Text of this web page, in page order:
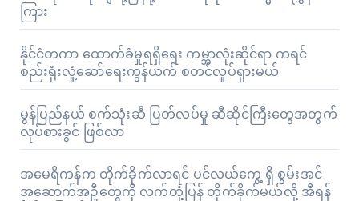
ကြား
နိုင်ငံတကာ ထောက်ခံမှုရရှိရေး ကမ္ဘာလုံးဆိုင်ရာ ကရင်
စည်းရုံးလှုံ့ဆော်ရေးကွန်ယက် စတင်လှုပ်ရှားမယ်
မွန်ပြည်နယ် စက်သုံးဆီ ပြတ်လပ်မှု ဆီဆိုင်ကြီးတွေအတွက်
လုပ်စားခွင် ဖြစ်လာ
အမေရိကန်က တိုက်ခိုက်လာရင် ပင်လယ်ကွေ့ ရှိ စွမ်းအင်
အဆောက်အဦတွေကို လက်တုံ့ပြန် တိုက်ခိုက်မယ်လို့ အီရန်